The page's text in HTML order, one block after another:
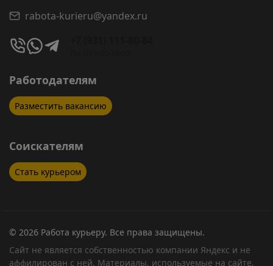
rabota-kurieru@yandex.ru
Работодателям
Разместить вакансию
Соискателям
Стать курьером
© 2026 Работа курьеру. Все права защищены.
Сайт не является собственностью компании Яндекс и не
аффилирован с ней. Материалы, используемые на сайте,